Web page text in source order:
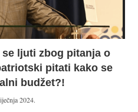
ljuti zbog pitanja o
pitati kako se
budžet?!
2024.